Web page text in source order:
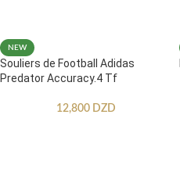
NEW
Souliers de Football Adidas
Predator Accuracy.4 Tf
12,800 DZD